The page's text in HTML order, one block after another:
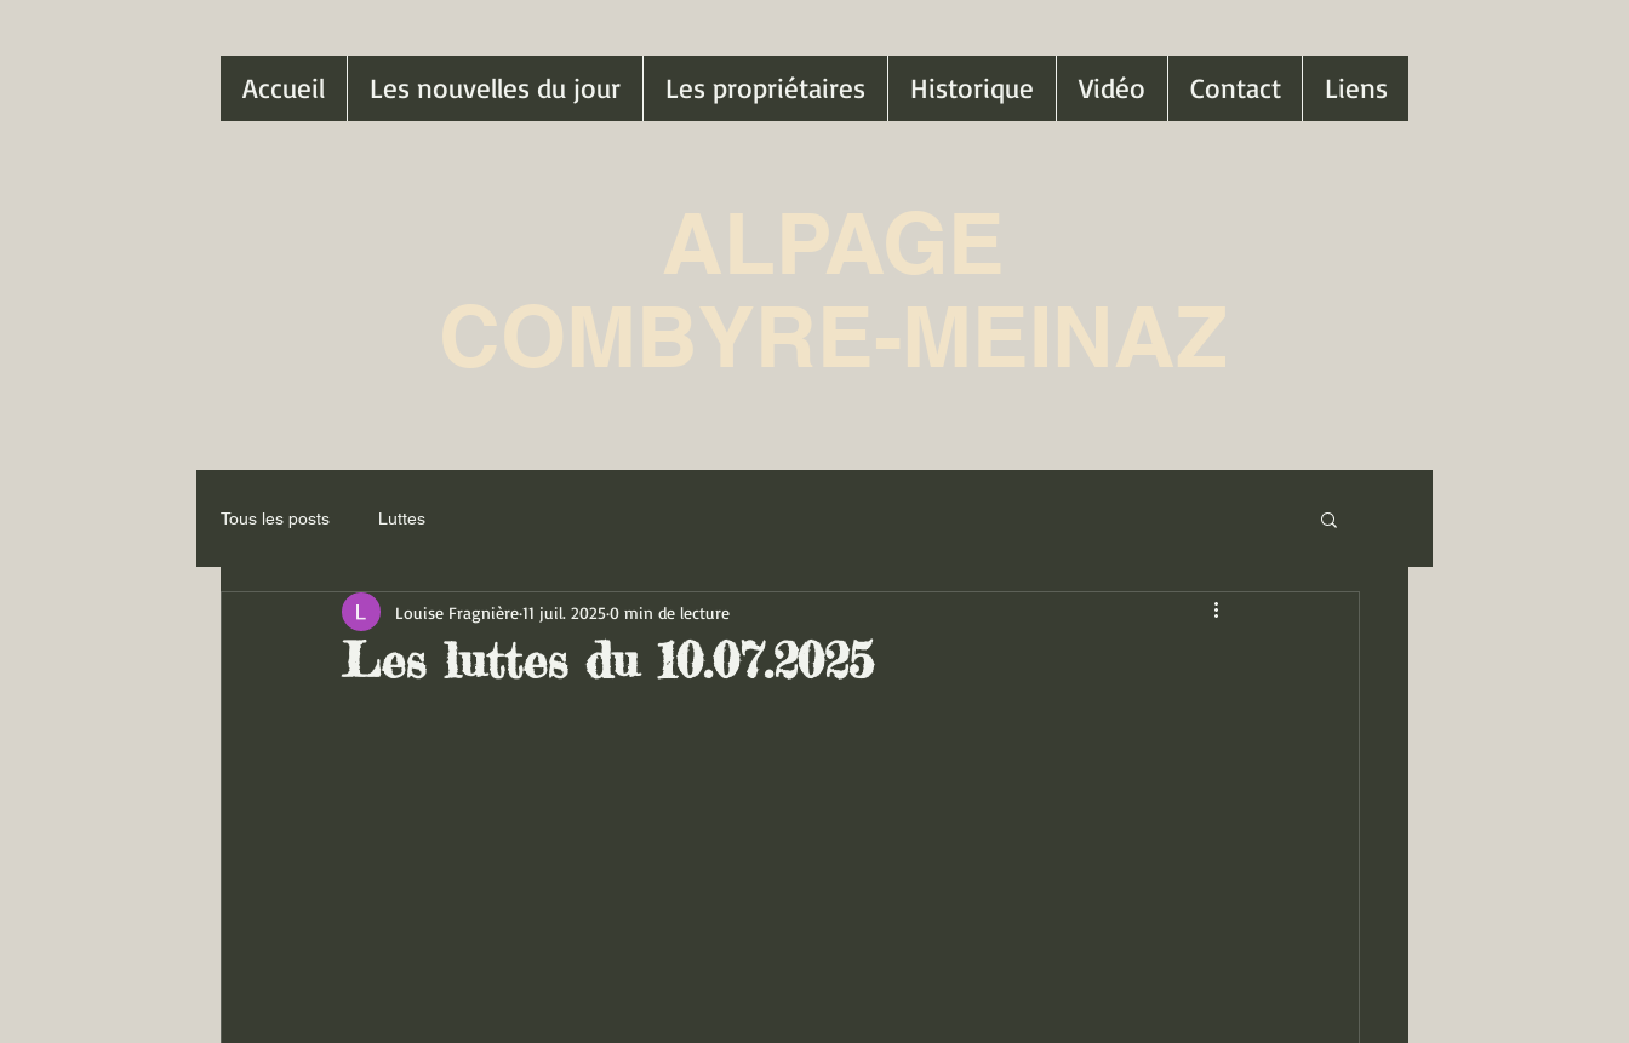
Accueil Les nouvelles du jour Les propriétaires Historique Vidéo Contact Liens
ALPAGE
COMBYRE-MEINAZ
Tous les posts Luttes
Les luttes du 10.07.2025
Louise Fragnière11 juil. 20250 min de lecture